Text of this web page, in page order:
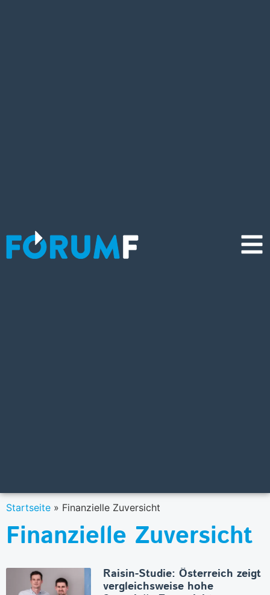
Startseite » Finanzielle Zuversicht
Finanzielle Zuversicht
Raisin-Studie: Österreich zeigt
vergleichsweise hohe